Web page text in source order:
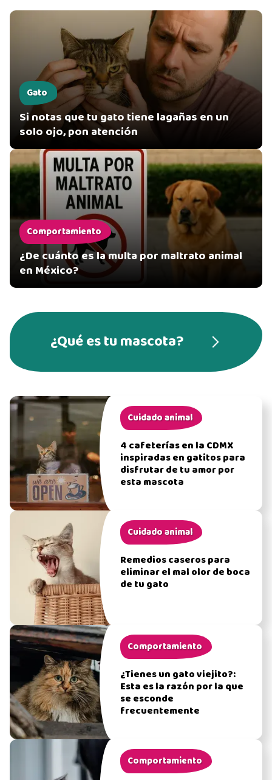
Gato
Si notas que tu gato tiene lagañas en un
solo ojo, pon atención
Comportamiento
¿De cuánto es la multa por maltrato animal
en México?
¿Qué es tu mascota?
Cuidado animal
4 cafeterías en la CDMX
inspiradas en gatitos para
disfrutar de tu amor por
esta mascota
Cuidado animal
Remedios caseros para
eliminar el mal olor de boca
de tu gato
Comportamiento
¿Tienes un gato viejito?:
Esta es la razón por la que
se esconde
frecuentemente
Comportamiento